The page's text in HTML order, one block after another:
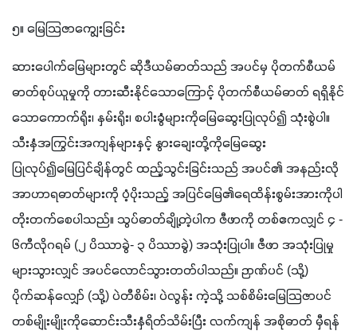
၅။ မြေသြဇာကျွေးခြင်း
ဆားပေါက်မြေများတွင် ဆိုဒီယမ်ဓာတ်သည် အပင်မှ ပိုတက်စီယမ်
ဓာတ်စုပ်ယူမှုကို တားဆီးနိုင်သောကြောင့် ပိုတက်စီယမ်ဓာတ် ရရှိနိုင်
သောကောက်ရိုး၊ နှမ်းရိုး၊ စပါးခွံများကိုမြေဆွေးပြုလုပ်၍ သုံးစွဲပါ။
သီးနှံအကြွင်းအကျန်များနှင့် နွားချေးတို့ကိုမြေဆွေး
ပြုလုပ်၍မြေပြင်ချိန်တွင် ထည့်သွင်းခြင်းသည် အပင်၏ အနည်းလို
အာဟာရဓာတ်များကို ပံ့ပိုးသည့် အပြင်မြေ၏ရေထိန်းစွမ်းအားကိုပါ
တိုးတက်စေပါသည်။ သွပ်ဓာတ်ချို့တဲ့ပါက ဇီဖာကို တစ်ဧကလျှင် ၄ -
၆ကီလိုဂရမ် (၂ ပိဿာခွဲ- ၃ ပိဿာခွဲ) အသုံးပြုပါ။ ဇီဖာ အသုံးပြုမှု
များသွားလျှင် အပင်လောင်သွားတတ်ပါသည်။ ဉာဏ်ပင် (သို့)
ပိုက်ဆန်လျှော် (သို့) ပဲတီစိမ်း၊ ပဲလွန်း ကဲ့သို့ သစ်စိမ်းမြေသြဇာပင်
တစ်မျိုးမျိုးကိုဆောင်းသီးနှံရိတ်သိမ်းပြီး လက်ကျန် အစိုဓာတ် မှီရန်